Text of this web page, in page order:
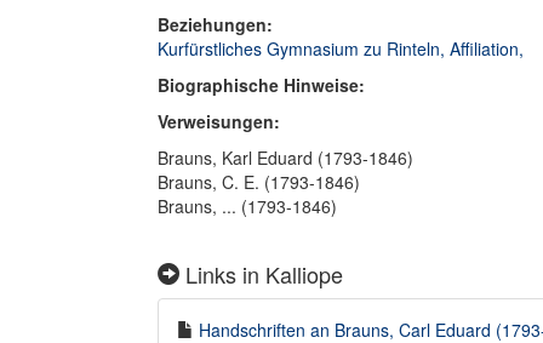
Beziehungen:
Kurfürstliches Gymnasium zu Rinteln, Affiliation,
Biographische Hinweise:
Verweisungen:
Brauns, Karl Eduard (1793-1846)
Brauns, C. E. (1793-1846)
Brauns, ... (1793-1846)
Links in Kalliope
Handschriften an Brauns, Carl Eduard